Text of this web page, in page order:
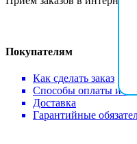
Покупателям
Как сделать заказ
Способы оплаты и
Доставка
Гарантийные